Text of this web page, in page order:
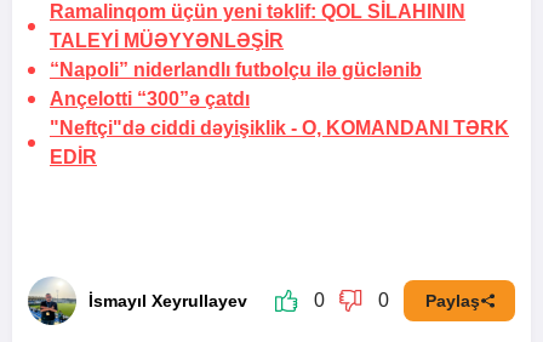
Ramalinqom üçün yeni təklif: QOL SİLAHININ
TALEYİ MÜƏYYƏNLƏŞİR
“Napoli” niderlandlı futbolçu ilə güclənib
Ançelotti “300”ə çatdı
"Neftçi"də ciddi dəyişiklik - O, KOMANDANI TƏRK
EDİR
İsmayıl Xeyrullayev 0 0 Paylaş